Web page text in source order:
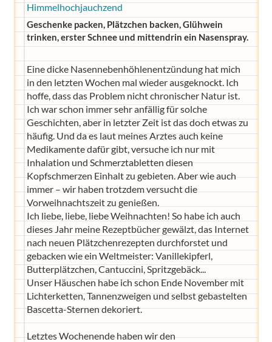
Himmelhochjauchzend
Geschenke packen, Plätzchen backen, Glühwein
trinken, erster Schnee und mittendrin ein Nasenspray.
Eine dicke Nasennebenhöhlenentzündung hat mich
in den letzten Wochen mal wieder ausgeknockt. Ich
hoffe, dass das Problem nicht chronischer Natur ist.
Ich war schon immer sehr anfällig für solche
Geschichten, aber in letzter Zeit ist das doch etwas zu
häufig. Und da es laut meines Arztes auch keine
Medikamente dafür gibt, versuche ich nur mit
Inhalation und Schmerztabletten diesen
Kopfschmerzen Einhalt zu gebieten. Aber wie auch
immer – wir haben trotzdem versucht die
Vorweihnachtszeit zu genießen.
Ich liebe, liebe, liebe Weihnachten! So habe ich auch
dieses Jahr meine Rezeptbücher gewälzt, das Internet
nach neuen Plätzchenrezepten durchforstet und
gebacken wie ein Weltmeister: Vanillekipferl,
Butterplätzchen, Cantuccini, Spritzgebäck...
Unser Häuschen habe ich schon Ende November mit
Lichterketten, Tannenzweigen und selbst gebastelten
Bascetta-Sternen dekoriert.
Letztes Wochenende haben wir den